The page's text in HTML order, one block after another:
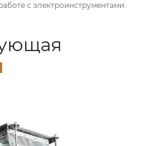
с электроинструментами.